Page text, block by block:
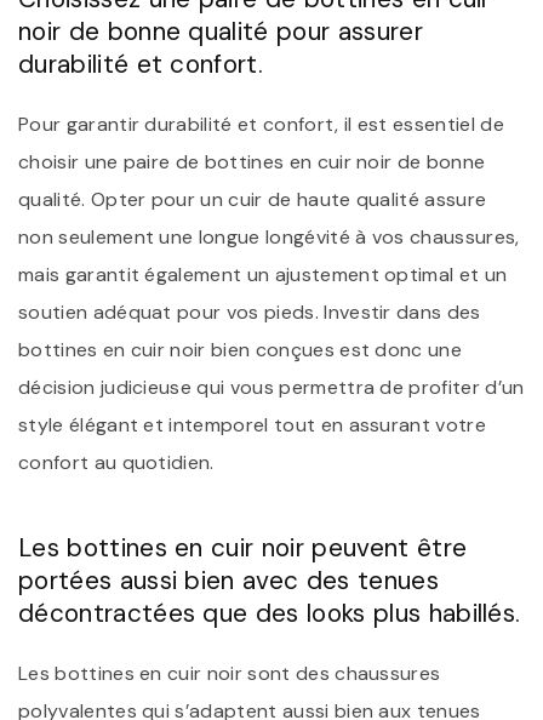
noir de bonne qualité pour assurer
durabilité et confort.
Pour garantir durabilité et confort, il est essentiel de
choisir une paire de bottines en cuir noir de bonne
qualité. Opter pour un cuir de haute qualité assure
non seulement une longue longévité à vos chaussures,
mais garantit également un ajustement optimal et un
soutien adéquat pour vos pieds. Investir dans des
bottines en cuir noir bien conçues est donc une
décision judicieuse qui vous permettra de profiter d’un
style élégant et intemporel tout en assurant votre
confort au quotidien.
Les bottines en cuir noir peuvent être
portées aussi bien avec des tenues
décontractées que des looks plus habillés.
Les bottines en cuir noir sont des chaussures
polyvalentes qui s’adaptent aussi bien aux tenues